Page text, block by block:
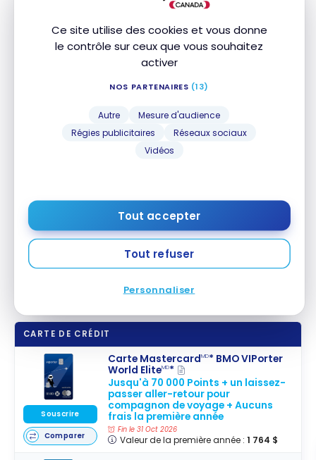
Ce site utilise des cookies et vous donne
le contrôle sur ceux que vous souhaitez
activer
NOS PARTENAIRES (13)
Autre
Mesure d'audience
Régies publicitaires
Réseaux sociaux
Vidéos
Tout accepter
Tout refuser
Personnaliser
liaisons Ottawa
et destinations
Conclusion
Ce partenariat entre American Airlines et Porter
Airlines offre plus de flexibilité, de meilleures
des programmes de fidélité des deux compagnies
Airlines etAlaska Airlines?
Nouveauté
VIPorter :
Échangez
vos points
avec Air
Transat et
Alaska
Airlines
Nouveauté VIPorter : Échangez
vos points avec Air Transat et
Alaska Airlines
19 mars 2025
CARTE DE CRÉDIT
Carte MastercardMD* BMO VIPorter
World EliteMD*
Jusqu'à 70 000 Points + un laissez-
passer aller-retour pour
compagnon de voyage + Aucuns
frais la première année
Fin le 31 Oct 2026
Valeur de la première année : 1 764 $
Souscrire
Comparer